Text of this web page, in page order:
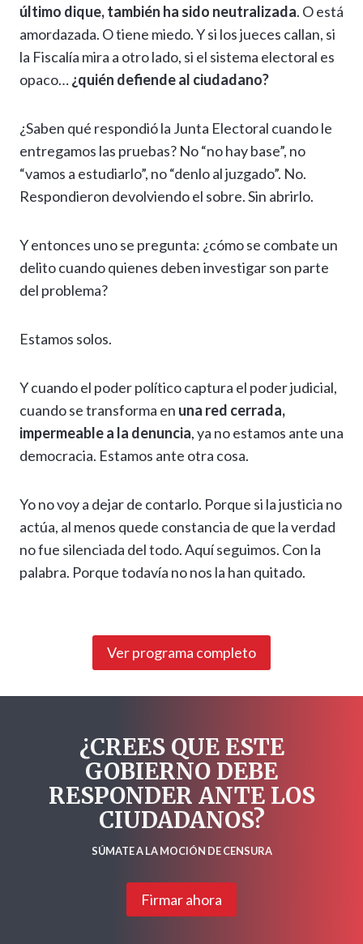
último dique, también ha sido neutralizada. O está
amordazada. O tiene miedo. Y si los jueces callan, si
la Fiscalía mira a otro lado, si el sistema electoral es
opaco…¿quién defiende al ciudadano?
¿Saben qué respondió la Junta Electoral cuando le
entregamos las pruebas? No “no hay base”, no
“vamos a estudiarlo”, no “denlo al juzgado”. No.
Respondieron devolviendo el sobre. Sin abrirlo.
Y entonces uno se pregunta: ¿cómo se combate un
delito cuando quienes deben investigar son parte
del problema?
Estamos solos.
Y cuando el poder político captura el poder judicial,
cuando se transforma en una red cerrada,
impermeable a la denuncia, ya no estamos ante una
democracia. Estamos ante otra cosa.
Yo no voy a dejar de contarlo. Porque si la justicia no
actúa, al menos quede constancia de que la verdad
no fue silenciada del todo. Aquí seguimos. Con la
palabra. Porque todavía no nos la han quitado.
Ver programa completo
¿CREES QUE ESTE
GOBIERNO DEBE
RESPONDER ANTE LOS
CIUDADANOS?
SÚMATE A LA MOCIÓN DE CENSURA
Firmar ahora